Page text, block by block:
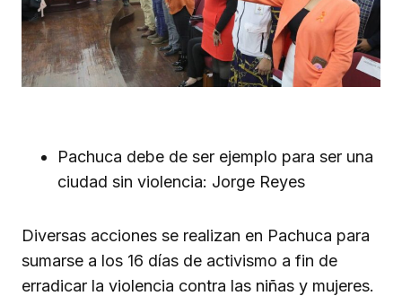
Pachuca debe de ser ejemplo para ser una
ciudad sin violencia: Jorge Reyes
Diversas acciones se realizan en Pachuca para
sumarse a los 16 días de activismo a fin de
erradicar la violencia contra las niñas y mujeres.